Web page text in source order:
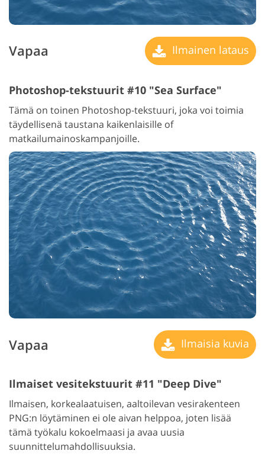
Vapaa Ilmainen lataus
Photoshop-tekstuurit #10 "Sea Surface"
Tämä on toinen Photoshop-tekstuuri, joka voi toimia
täydellisenä taustana kaikenlaisille of
matkailumainoskampanjoille.
Vapaa Ilmaisia kuvia
Ilmaiset vesitekstuurit #11 "Deep Dive"
Ilmaisen, korkealaatuisen, aaltoilevan vesirakenteen
PNG:n löytäminen ei ole aivan helppoa, joten lisää
tämä työkalu kokoelmaasi ja avaa uusia
suunnittelumahdollisuuksia.